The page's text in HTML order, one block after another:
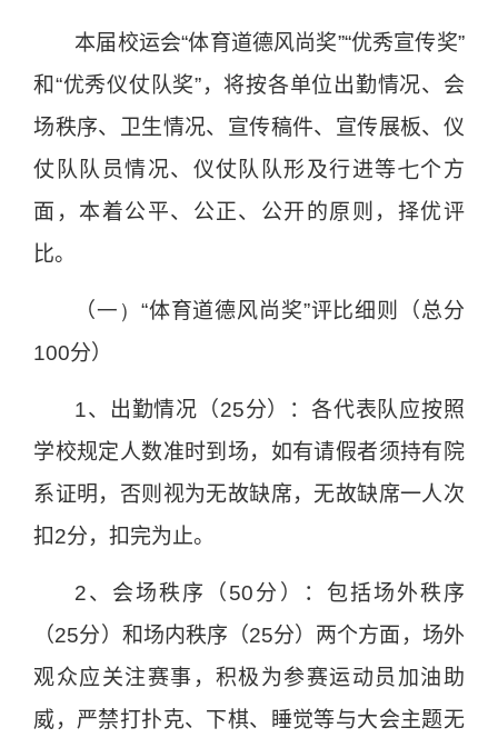
本届校运会“体育道德风尚奖”“优秀宣传奖”
和“优秀仪仗队奖”，将按各单位出勤情况、会
场秩序、卫生情况、宣传稿件、宣传展板、仪
仗队队员情况、仪仗队队形及行进等七个方
面，本着公平、公正、公开的原则，择优评
比。
（一） “体育道德风尚奖”评比细则（总分
100分）
1、出勤情况（25分）：各代表队应按照
学校规定人数准时到场，如有请假者须持有院
系证明，否则视为无故缺席，无故缺席一人次
扣2分，扣完为止。
2、会场秩序（ 50分）：包括场外秩序
（25分）和场内秩序（25分）两个方面，场外
观众应关注赛事，积极为参赛运动员加油助
威，严禁打扑克、下棋、睡觉等与大会主题无